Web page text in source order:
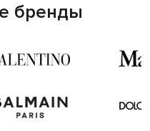
бренды